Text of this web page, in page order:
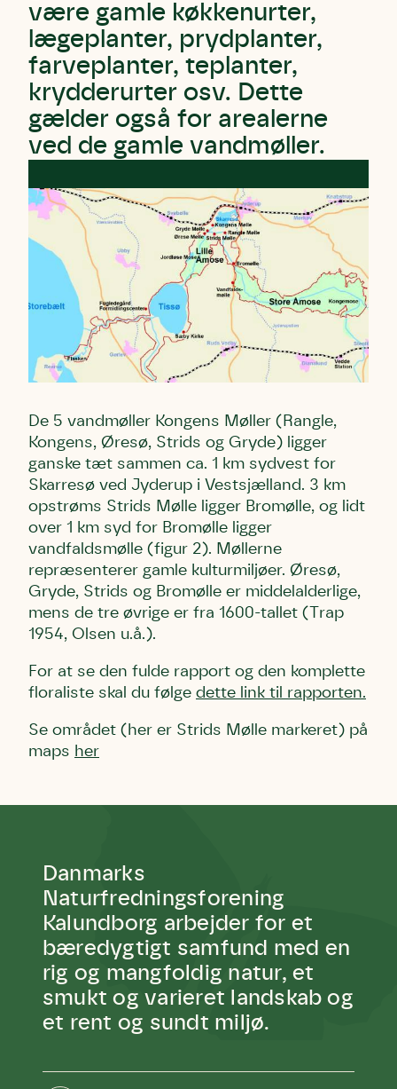
være gamle køkkenurter,
lægeplanter, prydplanter,
farveplanter, teplanter,
krydderurter osv. Dette
gælder også for arealerne
ved de gamle vandmøller.
De 5 vandmøller Kongens Møller (Rangle,
Kongens, Øresø, Strids og Gryde) ligger
ganske tæt sammen ca. 1 km sydvest for
Skarresø ved Jyderup i Vestsjælland. 3 km
opstrøms Strids Mølle ligger Bromølle, og lidt
over 1 km syd for Bromølle ligger
vandfaldsmølle (figur 2). Møllerne
repræsenterer gamle kulturmiljøer. Øresø,
Gryde, Strids og Bromølle er middelalderlige,
mens de tre øvrige er fra 1600-tallet (Trap
1954, Olsen u.å.).
For at se den fulde rapport og den komplette
floraliste skal du følge dette link til rapporten.
Se området (her er Strids Mølle markeret) på
maps her
Danmarks
Naturfredningsforening
Kalundborg arbejder for et
bæredygtigt samfund med en
rig og mangfoldig natur, et
smukt og varieret landskab og
et rent og sundt miljø.
Du skriver under på
Linie 1
Test
Linie 2
Skriv under (hjørring)
Efternavn
Email
Telefon
Danmarks Naturfredningsforening må gerne kontakte mig
med nyt om sagen samt fremtidige
underskriftindsamlinger og andre støttemuligheder. Jeg
kan til enhver tid tilbagekalde dette samtykke ved at
kontakte persondata@dn.dk
Skriv under nu
Du skriver under på
Første punkt
Endelig er kvashegnet også et godt
mest kendte af de danske humlebiarter.
Den store humlebi – eller brumbasse
Andet punkt
Humlebier bestøver effektivt blomster
Sund Limfjord
Efternavn
Email
Telefon
Danmarks Naturfredningsforening må gerne kontakte mig
med nyt om sagen samt fremtidige
underskriftindsamlinger og andre støttemuligheder. Jeg
kan til enhver tid tilbagekalde dette samtykke ved at
kontakte persondata@dn.dk
Skriv under nu
Du skriver under på
Storken tilbage til Kolding
Storken tilbage til Kolding
Efternavn
Email
Telefon
Danmarks Naturfredningsforening må gerne kontakte mig
med nyt om sagen samt fremtidige
underskriftindsamlinger og andre støttemuligheder. Jeg
kan til enhver tid tilbagekalde dette samtykke ved at
kontakte persondata@dn.dk
Skriv under nu